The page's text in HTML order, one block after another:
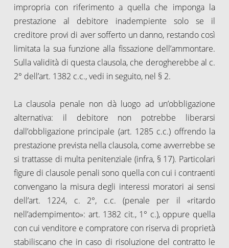
impropria con riferimento a quella che imponga la
prestazione al debitore inadempiente solo se il
creditore provi di aver sofferto un danno, restando così
limitata la sua funzione alla fissazione dell’ammontare.
Sulla validità di questa clausola, che derogherebbe al c.
2° dell’art. 1382 c.c., vedi in seguito, nel § 2.
La clausola penale non dà luogo ad un’obbligazione
alternativa: il debitore non potrebbe liberarsi
dall’obbligazione principale (art. 1285 c.c.) offrendo la
prestazione prevista nella clausola, come avverrebbe se
si trattasse di multa penitenziale (infra, § 17). Particolari
figure di clausole penali sono quella con cui i contraenti
convengano la misura degli interessi moratori ai sensi
dell’art. 1224, c. 2°, c.c. (penale per il «ritardo
nell’adempimento»: art. 1382 cit., 1° c.), oppure quella
con cui venditore e compratore con riserva di proprietà
stabiliscano che in caso di risoluzione del contratto le